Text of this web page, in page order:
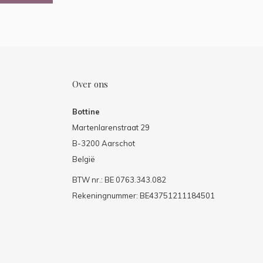
Over ons
Bottine
Martenlarenstraat 29
B-3200 Aarschot
België
BTW nr.: BE 0763.343.082
Rekeningnummer: BE43751211184501